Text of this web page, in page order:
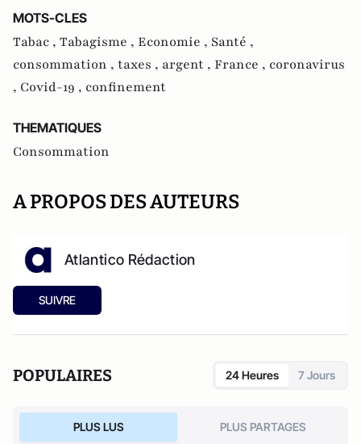
MOTS-CLES
Tabac , Tabagisme , Economie , Santé ,
consommation , taxes , argent , France , coronavirus
, Covid-19 , confinement
THEMATIQUES
Consommation
A PROPOS DES AUTEURS
Atlantico Rédaction
SUIVRE
POPULAIRES 24 Heures 7 Jours
PLUS LUS PLUS PARTAGES